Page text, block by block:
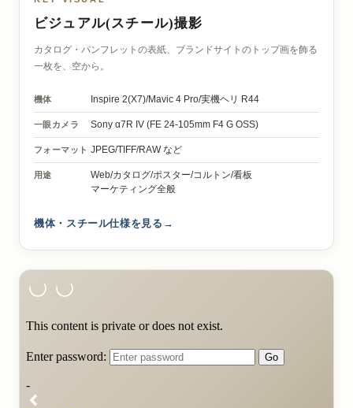
ビジュアル(スチール)撮影
カタログ・パンフレットの表紙、ブランドサイトのトップ画を飾る
一枚を、空から。
機体 Inspire 2(X7)/Mavic 4 Pro/実機ヘリ R44
一眼カメラ Sony α7R IV (FE 24-105mm F4 G OSS)
フォーマット JPEG/TIFF/RAW など
用途
Web/カタログ/ポスター/コルトン/看板
マーケティング全般
機体・スチール仕様を見る